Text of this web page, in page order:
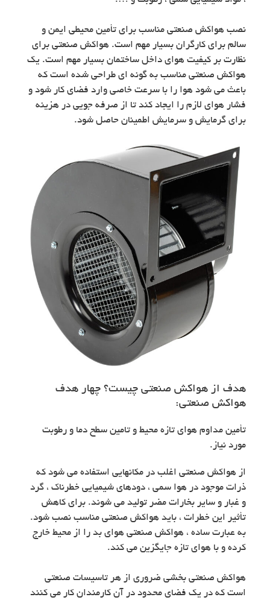
نصب هواکش صنعتی مناسب برای تأمین محیطی ایمن و
سالم برای کارگران بسیار مهم است. هواکش صنعتی برای
نظارت بر کیفیت هوای داخل ساختمان بسیار مهم است. یک
هواکش صنعتی مناسب به گونه ای طراحی شده است که
باعث می شود هوا را با سرعت خاصی وارد فضای کار شود و
فشار هوای لازم را ایجاد کند تا از صرفه جویی در هزینه
برای گرمایش و سرمایش اطمینان حاصل شود.
هدف از هواکش صنعتی چیست؟ چهار هدف
هواکش صنعتی:
تأمین مداوم هوای تازه محیط و تامین سطح دما و رطوبت
مورد نیاز.
از هواکش صنعتی اغلب در مکانهایی استفاده می شود که
ذرات موجود در هوا سمی ، دودهای شیمیایی خطرناک ، گرد
و غبار و سایر بخارات مضر تولید می شوند. برای کاهش
تأثیر این خطرات ، باید هواکش صنعتی مناسب نصب شود.
به عبارت ساده ، هواکش صنعتی هوای بد را از محیط خارج
کرده و با هوای تازه جایگزین می کند.
هواکش صنعتی بخشی ضروری از هر تاسیسات صنعتی
است که در یک فضای محدود در آن کارمندان کار می کنند